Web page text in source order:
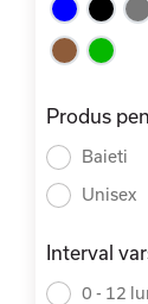
Produs
Baieti
Unisex
Interval
0 - 12